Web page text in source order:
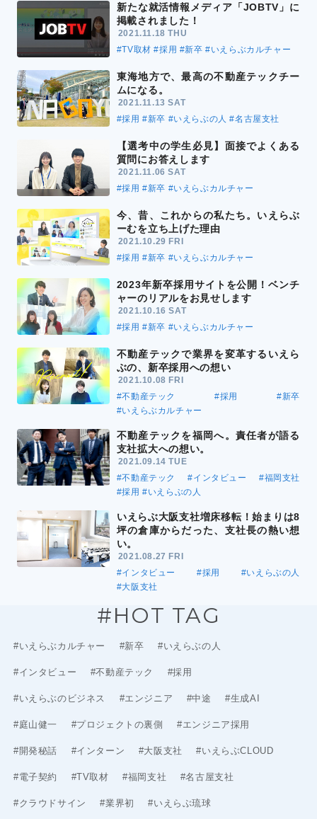
新たな就活情報メディア「JOBTV」に
掲載されました！
2021.11.18 THU
#TV取材 #採用 #新卒 #いえらぶカルチャー
東海地方で、最高の不動産テックチー
ムになる。
2021.11.13 SAT
#採用 #新卒 #いえらぶの人 #名古屋支社
【選考中の学生必見】面接でよくある
質問にお答えします
2021.11.06 SAT
#採用 #新卒 #いえらぶカルチャー
今、昔、これからの私たち。いえらぶ
ーむを立ち上げた理由
2021.10.29 FRI
#採用 #新卒 #いえらぶカルチャー
2023年新卒採用サイトを公開！ベンチ
ャーのリアルをお見せします
2021.10.16 SAT
#採用 #新卒 #いえらぶカルチャー
不動産テックで業界を変革するいえら
ぶの、新卒採用への想い
2021.10.08 FRI
#不動産テック
#採用
#新卒
#いえらぶカルチャー
不動産テックを福岡へ。責任者が語る
支社拡大への想い。
2021.09.14 TUE
#不動産テック
#インタビュー
#福岡支社
#採用 #いえらぶの人
いえらぶ大阪支社増床移転！始まりは8
坪の倉庫からだった、支社長の熱い想
い。
2021.08.27 FRI
#インタビュー
#採用
#いえらぶの人
#大阪支社
#HOT TAG
#いえらぶカルチャー #新卒 #いえらぶの人
#インタビュー #不動産テック #採用
#いえらぶのビジネス #エンジニア #中途 #生成AI
#庭山健一 #プロジェクトの裏側 #エンジニア採用
#開発秘話 #インターン #大阪支社 #いえらぶCLOUD
#電子契約 #TV取材 #福岡支社 #名古屋支社
#クラウドサイン #業界初 #いえらぶ琉球